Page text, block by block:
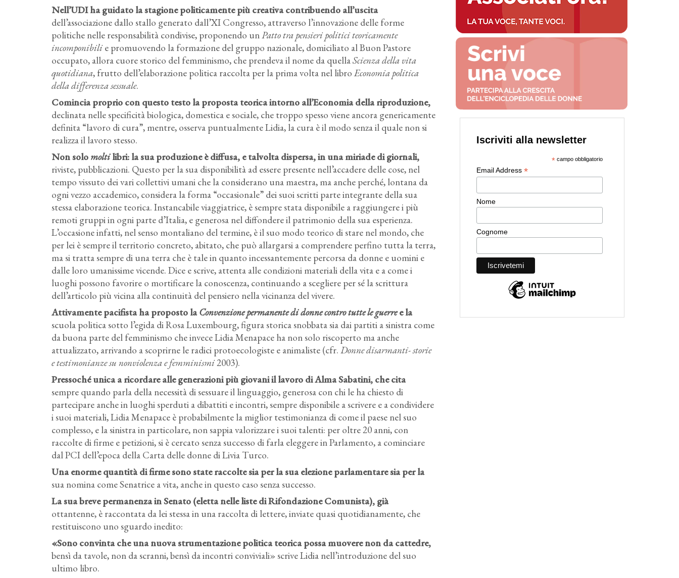
Nell’UDI ha guidato la stagione politicamente più creativa contribuendo all’uscita
dell’associazione dallo stallo generato dall’XI Congresso, attraverso l’innovazione delle forme
politiche nelle responsabilità condivise, proponendo unPatto tra pensieri politici teoricamente
incomponibili e promuovendo la formazione del gruppo nazionale, domiciliato al Buon Pastore
occupato, allora cuore storico del femminismo, che prendeva il nome da quellaScienza della vita
quotidiana, frutto dell’elaborazione politica raccolta per la prima volta nel libroEconomia politica
della differenza sessuale.
Comincia proprio con questo testo la proposta teorica intorno all’Economia della riproduzione,
declinata nelle specificità biologica, domestica e sociale, che troppo spesso viene ancora genericamente
definita “lavoro di cura”, mentre, osserva puntualmente Lidia, la cura è il modo senza il quale non si
realizza il lavoro stesso.
Non solo moltilibri: la sua produzione è diffusa, e talvolta dispersa, in una miriade di giornali,
riviste, pubblicazioni. Questo per la sua disponibilità ad essere presente nell’accadere delle cose, nel
tempo vissuto dei vari collettivi umani che la considerano una maestra, ma anche perché, lontana da
ogni vezzo accademico, considera la forma “occasionale” dei suoi scritti parte integrante della sua
stessa elaborazione teorica. Instancabile viaggiatrice, è sempre stata disponibile a raggiungere i più
remoti gruppi in ogni parte d’Italia, e generosa nel diffondere il patrimonio della sua esperienza.
L’occasione infatti, nel senso montaliano del termine, è il suo modo teorico di stare nel mondo, che
per lei è sempre il territorio concreto, abitato, che può allargarsi a comprendere perfino tutta la terra,
ma si tratta sempre di una terra che è tale in quanto incessantemente percorsa da donne e uomini e
dalle loro umanissime vicende. Dice e scrive, attenta alle condizioni materiali della vita e a come i
luoghi possono favorire o mortificare la conoscenza, continuando a scegliere per sé la scrittura
dell’articolo più vicina alla continuità del pensiero nella vicinanza del vivere.
Attivamente pacifista ha proposto laConvenzione permanente di donne contro tutte le guerree la
scuola politica sotto l’egida di Rosa Luxembourg, figura storica snobbata sia dai partiti a sinistra come
da buona parte del femminismo che invece Lidia Menapace ha non solo riscoperto ma anche
attualizzato, arrivando a scoprirne le radici protoecologiste e animaliste (cfr. Donne disarmanti- storie
e testimonianze su nonviolenza e femminismi2003).
Pressoché unica a ricordare alle generazioni più giovani il lavoro di Alma Sabatini, che cita
sempre quando parla della necessità di sessuare il linguaggio, generosa con chi le ha chiesto di
partecipare anche in luoghi sperduti a dibattiti e incontri, sempre disponibile a scrivere e a condividere
i suoi materiali, Lidia Menapace è probabilmente la miglior testimonianza di come il paese nel suo
complesso, e la sinistra in particolare, non sappia valorizzare i suoi talenti: per oltre 20 anni, con
raccolte di firme e petizioni, si è cercato senza successo di farla eleggere in Parlamento, a cominciare
dal PCI dell’epoca della Carta delle donne di Livia Turco.
Una enorme quantità di firme sono state raccolte sia per la sua elezione parlamentare sia per la
sua nomina come Senatrice a vita, anche in questo caso senza successo.
La sua breve permanenza in Senato (eletta nelle liste di Rifondazione Comunista), già
ottantenne, è raccontata da lei stessa in una raccolta di lettere, inviate quasi quotidianamente, che
restituiscono uno sguardo inedito:
«Sono convinta che una nuova strumentazione politica teorica possa muovere non da cattedre,
bensì da tavole, non da scranni, bensì da incontri conviviali» scrive Lidia nell’introduzione del suo
ultimo libro.